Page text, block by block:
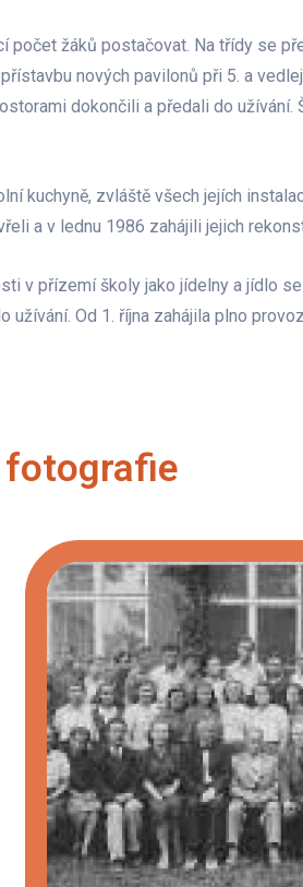
žáků postačovat. Na třídy se
nových pavilonů při 5. a
dokončili a předali do užívání.
kuchyně, zvláště všech jejích
a v lednu 1986 zahájili jejich
v přízemí školy jako jídelny a jídlo
Od 1. října zahájila plno